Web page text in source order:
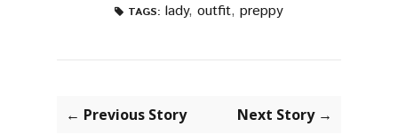
TAGS: lady, outfit, preppy
← Previous Story Next Story →